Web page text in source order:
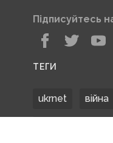
Підписуйтесь
ТЕГИ
ukrnet війна